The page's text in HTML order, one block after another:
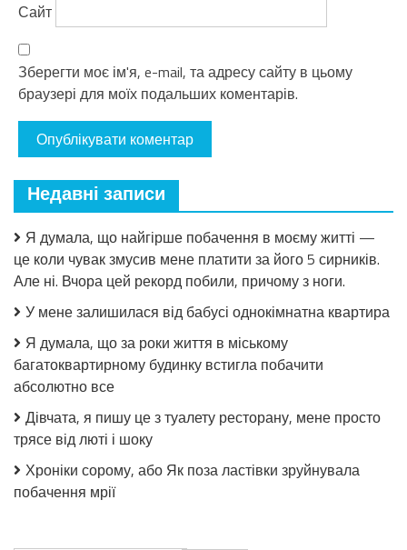
Сайт
Зберегти моє ім'я, e-mail, та адресу сайту в цьому
браузері для моїх подальших коментарів.
Недавні записи
Я думала, що найгірше побачення в моєму житті —
це коли чувак змусив мене платити за його 5 сирників.
Але ні. Вчора цей рекорд побили, причому з ноги.
У мене залишилася від бабусі однокімнатна квартира
Я думала, що за роки життя в міському
багатоквартирному будинку встигла побачити
абсолютно все
Дівчата, я пишу це з туалету ресторану, мене просто
трясе від люті і шоку
Хроніки сорому, або Як поза ластівки зруйнувала
побачення мрії